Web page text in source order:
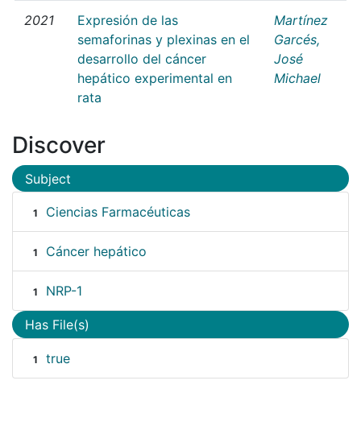
2021
Expresión de las
semaforinas y plexinas en el
desarrollo del cáncer
hepático experimental en
rata
Martínez
Garcés,
José
Michael
Discover
Subject
1 Ciencias Farmacéuticas
1 Cáncer hepático
1 NRP-1
Has File(s)
1 true